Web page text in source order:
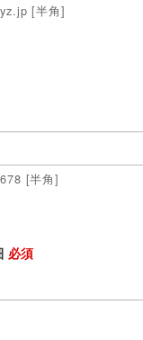
[半角]
[半角]
必須